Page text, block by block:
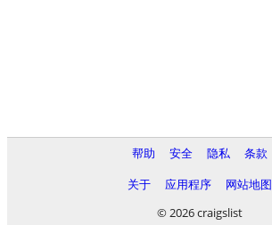
帮助 安全 隐私
条款
关于
应用程序
网站地图
© 2026 craigslist